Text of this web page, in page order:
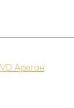
Арагон